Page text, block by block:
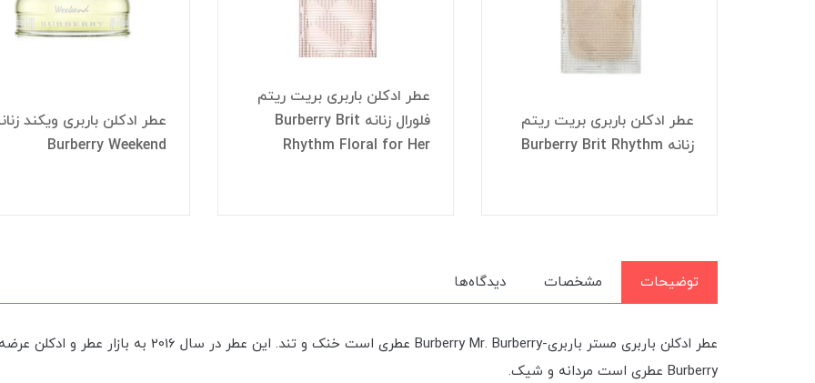
عطر ادکلن باربری بریت ریتم
زنانه Burberry Brit Rhythm
عطر ادکلن باربری بریت ریتم
فلورال زنانه Burberry Brit
Rhythm Floral for Her
عطر ادکلن باربری ویکند
Burberry Weekend
توضیحات مشخصات دیدگاه‌ها
Burberry عطری است مردانه و شیک.